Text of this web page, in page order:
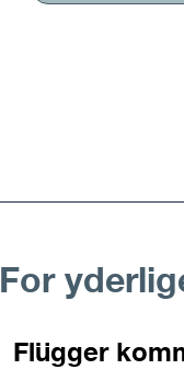
For
Flügger